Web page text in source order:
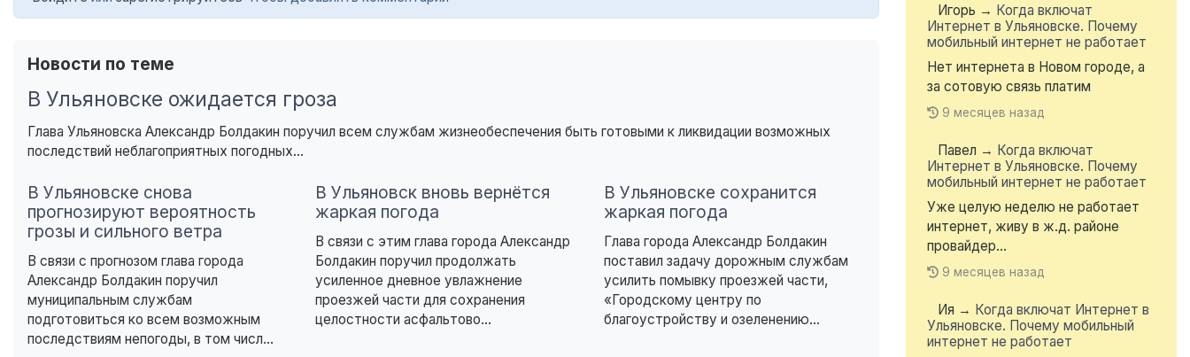
Новости по теме
В Ульяновске ожидается гроза
Глава Ульяновска Александр Болдакин поручил всем службам жизнеобеспечения быть готовыми к ликвидации возможных
последствий неблагоприятных погодных...
В Ульяновске снова
прогнозируют вероятность
грозы и сильного ветра
В связи с прогнозом глава города
Александр Болдакин поручил
муниципальным службам
подготовиться ко всем возможным
последствиям непогоды, в том числ...
В Ульяновск вновь вернётся
жаркая погода
В связи с этим глава города Александр
Болдакин поручил продолжать
усиленное дневное увлажнение
проезжей части для сохранения
целостности асфальтово...
В Ульяновске сохранится
жаркая погода
Глава города Александр Болдакин
поставил задачу дорожным службам
усилить помывку проезжей части,
«Городскому центру по
благоустройству и озеленению...
Игорь → Когда включат
Интернет в Ульяновске. Почему
мобильный интернет не работает
Нет интернета в Новом городе, а
за сотовую связь платим
9 месяцев назад
Павел → Когда включат
Интернет в Ульяновске. Почему
мобильный интернет не работает
Уже целую неделю не работает
интернет, живу в ж.д. районе
провайдер...
9 месяцев назад
Ия → Когда включат Интернет в
Ульяновске. Почему мобильный
интернет не работает